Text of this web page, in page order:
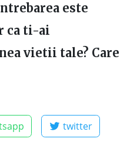
este
ca ti-ai
vietii tale? Care
twitter